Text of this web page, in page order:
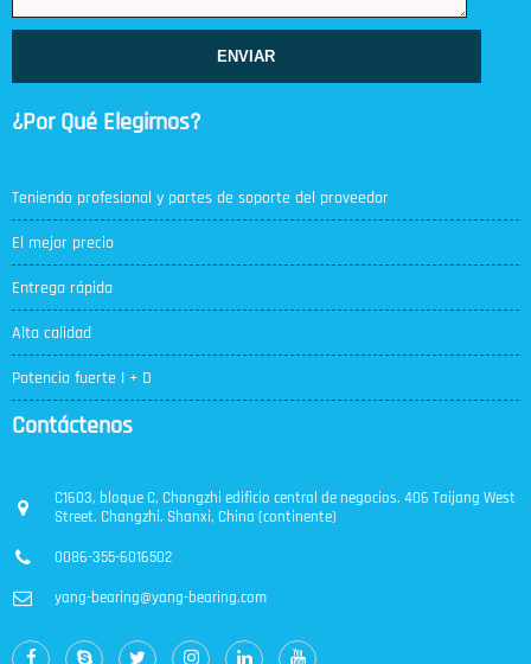
ENVIAR
¿Por Qué Elegirnos?
Teniendo profesional y partes de soporte del proveedor
El mejor precio
Entrega rápida
Alta calidad
Potencia fuerte I + D
Contáctenos
C1603, bloque C, Changzhi edificio central de negocios, 406 Taijang West
Street, Changzhi, Shanxi, China (continente)
0086-355-6016502
yang-bearing@yang-bearing.com